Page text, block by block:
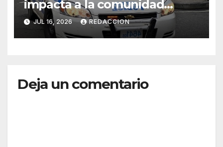
impacta a la comunidad
dominicana
JUL 16, 2026 REDACCION
Deja un comentario